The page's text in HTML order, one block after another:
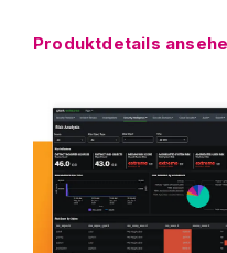
Produktdetails